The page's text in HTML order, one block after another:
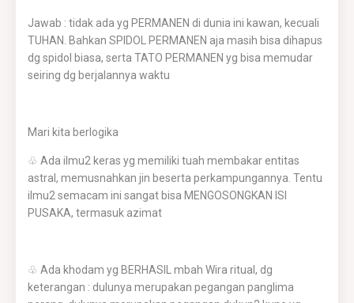
Jawab : tidak ada yg PERMANEN di dunia ini kawan, kecuali
TUHAN. Bahkan SPIDOL PERMANEN aja masih bisa dihapus
dg spidol biasa, serta TATO PERMANEN yg bisa memudar
seiring dg berjalannya waktu
Mari kita berlogika
♧ Ada ilmu2 keras yg memiliki tuah membakar entitas
astral, memusnahkan jin beserta perkampungannya. Tentu
ilmu2 semacam ini sangat bisa MENGOSONGKAN ISI
PUSAKA, termasuk azimat
♧ Ada khodam yg BERHASIL mbah Wira ritual, dg
keterangan : dulunya merupakan pegangan panglima